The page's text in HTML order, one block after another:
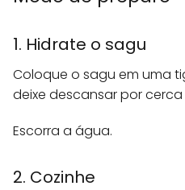
1. Hidrate o sagu
Coloque o sagu em uma
deixe descansar por
Escorra a água.
2. Cozinhe